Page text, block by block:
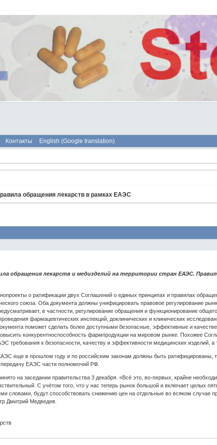
Контакты English (Google translation)
обращения лекарств в рамках ЕАЭС
обращения лекарств и медизделий на территории стран ЕАЭС.
о ратификации двух Соглашений о единых принципах и правилах
союза. Оба документа должны унифицировать правовое регулирование
в частности, регулирование обращения и функционирование
фармацевтических инспекций, доклинических и клинических
поможет сделать более доступными безопасные, эффективные и
конкурентноспособность фармпродукции на мировом рынке. Похожее
требования к безопасности, качеству и эффективности медицинских изделий, а
еще в прошлом году и по российским законам должны быть ратифицированы,
передачу ЕАЭС части полномочий РФ.
на заседании правительства 3 декабря. «Всё это, во-первых, крайне
С учётом того, что у нас теперь рынок большой и включает целых
словами, будут способствовать снижению цен на отдельные во всяком случае
Дмитрий Медведев.